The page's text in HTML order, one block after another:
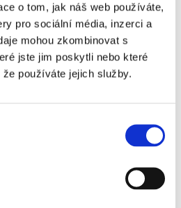
o tom, jak náš web používáte,
pro sociální média, inzerci a
mohou zkombinovat s
jste jim poskytli nebo které
používáte jejich služby.
Popular Comments
(Ne)komunikace se
zaměstnavatelem